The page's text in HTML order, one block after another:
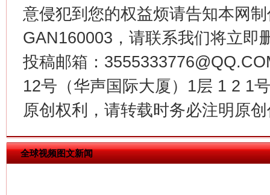
意侵犯到您的权益烦请告知本网
GAN160003，请联系我们将立即
投稿邮箱：
12号（华声国际大厦）1层 1 2 1
原创权利，请转载时务必注明原
全球视频图文新闻
在谋一域中谋全局
今